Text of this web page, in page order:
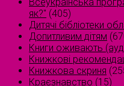
як?" (405)
Дитячі бібліотеки
Допитливим дітям
Книги оживають
Книжкові
Книжкова скриня
Краєзнавство (15)